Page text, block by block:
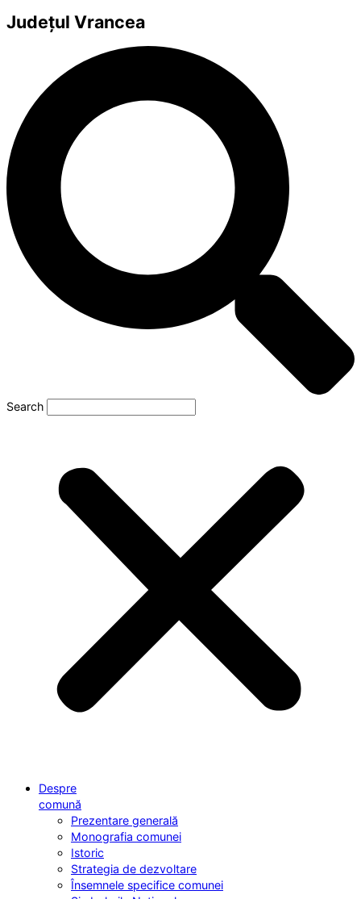
Județul Vrancea
Search
Despre
comună
Prezentare generală
Monografia comunei
Istoric
Strategia de dezvoltare
Însemnele specifice comunei